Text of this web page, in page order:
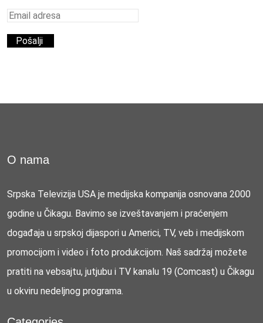
O nama
Srpska Televizija USA je medijska kompanija osnovana 2000
godine u Čikagu. Bavimo se izveštavanjem i praćenjem
događaja u srpskoj dijaspori u Americi, TV, veb i medijskom
promocijom i video i foto produkcijom. Naš sadržaj možete
pratiti na vebsajtu, jutjubu i TV kanalu 19 (Comcast) u Čikagu
u okviru nedeljnog programa.